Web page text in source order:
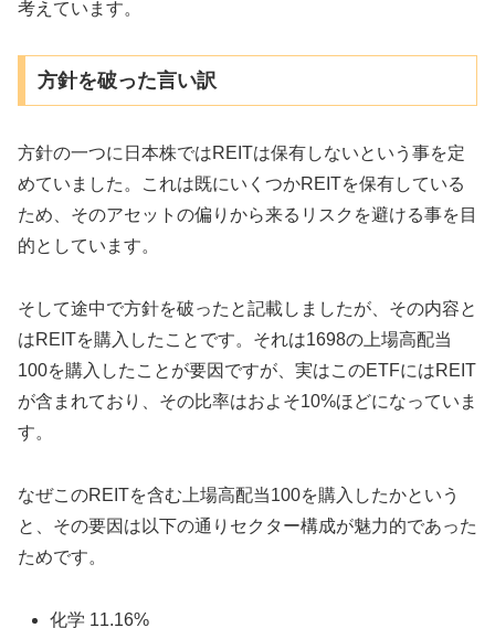
考えています。
方針を破った言い訳
方針の一つに日本株ではREITは保有しないという事を定
めていました。これは既にいくつかREITを保有している
ため、そのアセットの偏りから来るリスクを避ける事を目
的としています。
そして途中で方針を破ったと記載しましたが、その内容と
はREITを購入したことです。それは1698の上場高配当
100を購入したことが要因ですが、実はこのETFにはREIT
が含まれており、その比率はおよそ10%ほどになっていま
す。
なぜこのREITを含む上場高配当100を購入したかという
と、その要因は以下の通りセクター構成が魅力的であった
ためです。
化学 11.16%